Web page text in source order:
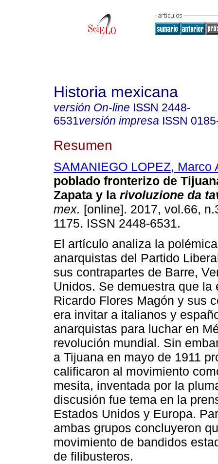
Historia mexicana
versión On-line ISSN 2448-
6531versión impresa ISSN
Resumen
SAMANIEGO LOPEZ, Marco
poblado fronterizo de
Zapata y la rivoluzione da
mex. [online]. 2017, vol.66,
1175. ISSN 2448-6531.
El artículo analiza la
anarquistas del Partido
sus contrapartes de Barre,
Unidos. Se demuestra que la
Ricardo Flores Magón y sus
era invitar a italianos y
anarquistas para luchar en
revolución mundial. Sin
a Tijuana en mayo de 1911
calificaron al movimiento
mesita, inventada por la
discusión fue tema en la
Estados Unidos y Europa.
ambas grupos concluyeron
movimiento de bandidos
de filibusteros.